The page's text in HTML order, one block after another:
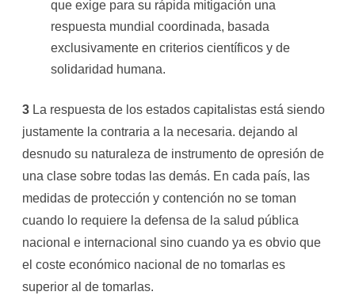
que exige para su rápida mitigación una
respuesta mundial coordinada, basada
exclusivamente en criterios científicos y de
solidaridad humana.
3 La respuesta de los estados capitalistas está siendo
justamente la contraria a la necesaria. dejando al
desnudo su naturaleza de instrumento de opresión de
una clase sobre todas las demás. En cada país, las
medidas de protección y contención no se toman
cuando lo requiere la defensa de la salud pública
nacional e internacional sino cuando ya es obvio que
el coste económico nacional de no tomarlas es
superior al de tomarlas.